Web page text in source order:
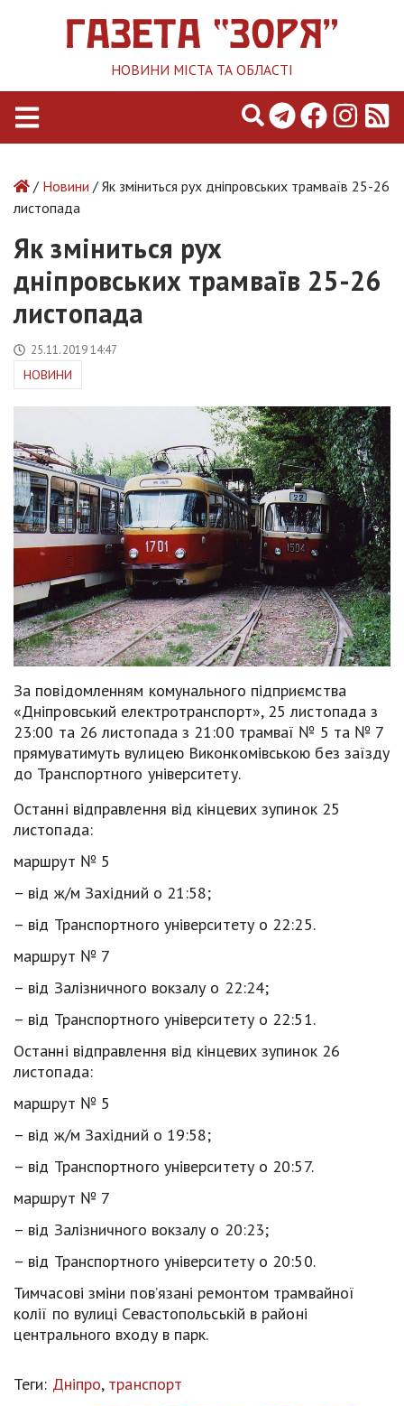
НОВИНИ МІСТА ТА ОБЛАСТІ
/ Новини / Як зміниться рух дніпровських трамваїв 25-26
листопада
Як зміниться рух
дніпровських трамваїв 25-26
листопада
25.11.2019 14:47
НОВИНИ
За повідомленням комунального підприємства
«Дніпровський електротранспорт», 25 листопада з
23:00 та 26 листопада з 21:00 трамваї № 5 та № 7
прямуватимуть вулицею Виконкомівською без заїзду
до Транспортного університету.
Останні відправлення від кінцевих зупинок 25
листопада:
маршрут № 5
– від ж/м Західний о 21:58;
– від Транспортного університету о 22:25.
маршрут № 7
– від Залізничного вокзалу о 22:24;
– від Транспортного університету о 22:51.
Останні відправлення від кінцевих зупинок 26
листопада:
маршрут № 5
– від ж/м Західний о 19:58;
– від Транспортного університету о 20:57.
маршрут № 7
– від Залізничного вокзалу о 20:23;
– від Транспортного університету о 20:50.
Тимчасові зміни пов’язані ремонтом трамвайної
колії по вулиці Севастопольській в районі
центрального входу в парк.
Теги: Дніпро, транспорт